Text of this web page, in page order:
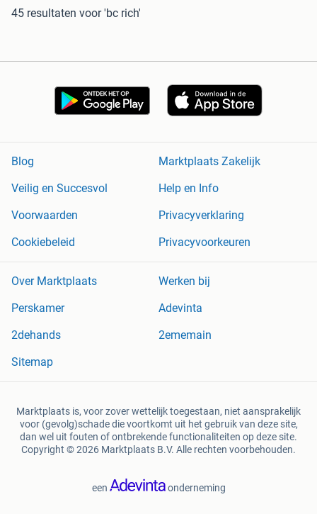
45 resultaten voor 'bc rich'
Blog
Marktplaats Zakelijk
Veilig en Succesvol
Help en Info
Voorwaarden
Privacyverklaring
Cookiebeleid
Privacyvoorkeuren
Over Marktplaats
Werken bij
Perskamer
Adevinta
2dehands
2ememain
Sitemap
Marktplaats is, voor zover wettelijk toegestaan, niet aansprakelijk
voor (gevolg)schade die voortkomt uit het gebruik van deze site,
dan wel uit fouten of ontbrekende functionaliteiten op deze site.
Copyright © 2026 Marktplaats B.V. Alle rechten voorbehouden.
een onderneming